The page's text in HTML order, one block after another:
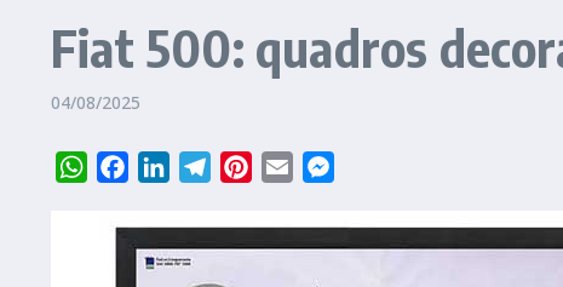
Fiat 500: quadros
04/08/2025
WhatsAppFacebookLinkedInTelegramPinterest
Email